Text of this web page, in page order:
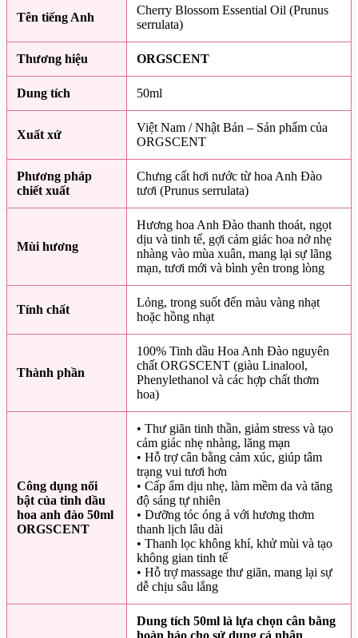
Tên tiếng Anh
Cherry Blossom Essential Oil (Prunus
serrulata)
Thương hiệu ORGSCENT
Dung tích 50ml
Xuất xứ
Việt Nam / Nhật Bản – Sản phẩm của
ORGSCENT
Phương pháp
chiết xuất
Chưng cất hơi nước từ hoa Anh Đào
tươi (Prunus serrulata)
Mùi hương
Hương hoa Anh Đào thanh thoát, ngọt
dịu và tinh tế, gợi cảm giác hoa nở nhẹ
nhàng vào mùa xuân, mang lại sự lãng
mạn, tươi mới và bình yên trong lòng
Tính chất
Lỏng, trong suốt đến màu vàng nhạt
hoặc hồng nhạt
Thành phần
100% Tinh dầu Hoa Anh Đào nguyên
chất ORGSCENT (giàu Linalool,
Phenylethanol và các hợp chất thơm
hoa)
Công dụng nổi
bật của tinh dầu
hoa anh đào 50ml
ORGSCENT
• Thư giãn tinh thần, giảm stress và tạo
cảm giác nhẹ nhàng, lãng mạn
• Hỗ trợ cân bằng cảm xúc, giúp tâm
trạng vui tươi hơn
• Cấp ẩm dịu nhẹ, làm mềm da và tăng
độ sáng tự nhiên
• Dưỡng tóc óng ả với hương thơm
thanh lịch lâu dài
• Thanh lọc không khí, khử mùi và tạo
không gian tinh tế
• Hỗ trợ massage thư giãn, mang lại sự
dễ chịu sâu lắng
Dung tích 50ml là lựa chọn cân bằng
hoàn hảo cho sử dụng cá nhân